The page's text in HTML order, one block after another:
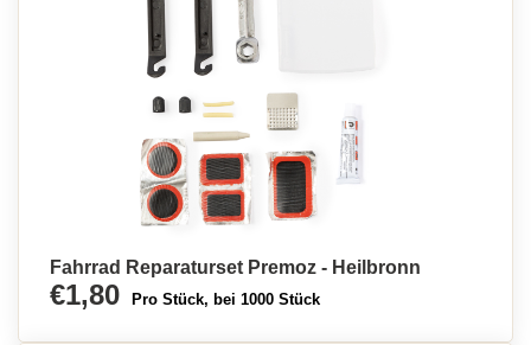
Fahrrad Reparaturset Premoz - Heilbronn
€1,80 Pro Stück, bei 1000 Stück